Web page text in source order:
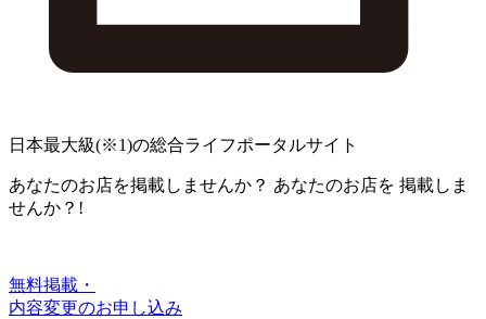
日本最大級(※1)の総合ライフポータルサイト
あなたのお店を掲載しませんか？ あなたのお店を 掲載しま
せんか？!
無料掲載・
内容変更のお申し込み